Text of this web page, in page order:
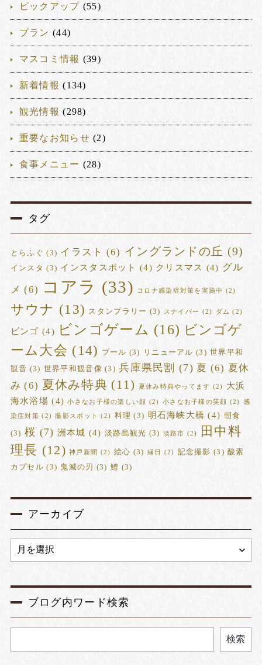
ピックアップ (55)
プラン (44)
マスコミ情報 (39)
新着情報 (134)
観光情報 (298)
重要なお知らせ (2)
食事メニュー (28)
タグ
とらふぐ (3) イラスト (6) イングランドの丘 (9)
インスタ (3) インスタスポット (4) クリスマス (4) グル
メ (6) コアラ (33) コロナ感染症対策を実施中 (2)
サウナ (13) スタンプラリー (3) スナイパー (2) ダム (2)
ビンゴ (4) ビンゴゲーム (16) ビンゴゲ
ーム大会 (14) プール (3) リニューアル (3) 世界平和
観音 (3) 世界平和観音像 (3) 兵庫県民割 (7) 夏 (6) 夏休
み (6) 夏休み特典 (11) 夏休み特典やってます (2)
大浜
海水浴場 (4) 小さなお子様の楽しい顔 (2) 小さなお子様の笑顔 (2) 感
染症対策 (2) 撮影スポット (2) 料理 (3) 明石海峡大橋 (4) 朝食
(3) 桜 (7) 洲本城 (4) 淡路島観光 (3) 淡路市 (2)
田中料
理長 (12) 神戸新聞 (2) 絵心 (3) 縁日 (2) 記念撮影 (3) 酸素
カプセル (3) 鬼滅の刃 (3) 鱧 (3)
アーカイブ
ブログ内ワード検索
検索